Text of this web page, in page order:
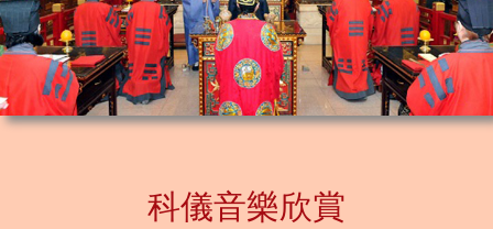
科儀音樂欣賞